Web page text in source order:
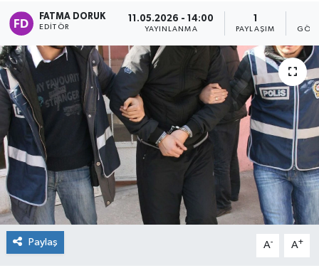
FATMA DORUK
EDITÖR
11.05.2026 - 14:00
YAYINLANMA
1
PAYLAŞIM
Paylaş A- A+